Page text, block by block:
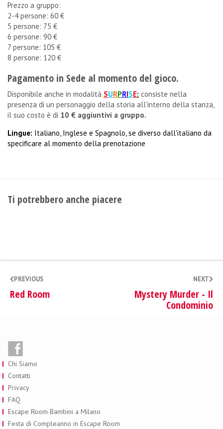
Prezzo a gruppo:
2-4 persone: 60 €
5 persone: 75 €
6 persone: 90 €
7 persone: 105 €
8 persone: 120 €
Pagamento in Sede al momento del gioco.
Disponibile anche in modalità SURPRISE: consiste nella
presenza di un personaggio della storia all'interno della stanza,
il suo costo è di 10 € aggiuntivi a gruppo.
Lingue: Italiano, Inglese e Spagnolo, se diverso dall'italiano da
specificare al momento della prenotazione
Ti potrebbero anche piacere
PREVIOUS
Red Room
NEXT
Mystery Murder - Il
Condominio
Chi Siamo
Contatti
Privacy
FAQ
Escape Room Bambini a Milano
Festa di Compleanno in Escape Room